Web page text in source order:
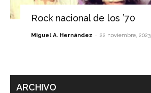
Rock nacional de los ’70
Miguel A. Hernández - 22 noviembre, 2023
ARCHIVO